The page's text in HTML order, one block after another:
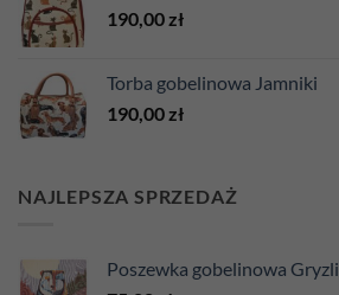
190,00 zł
Torba gobelinowa Jamniki
190,00 zł
NAJLEPSZA SPRZEDAŻ
Poszewka gobelinowa Gryzli